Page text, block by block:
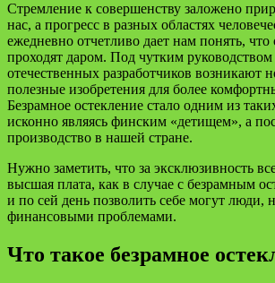
Стремление к совершенству заложено
нас, а прогресс в разных областях
ежедневно отчетливо дает нам понять, что
проходят даром. Под чутким
отечественных разработчиков возникают
полезные изобретения для более
Безрамное остекление стало одним из
исконно являясь финским «детищем», а
производство в нашей стране.
Нужно заметить, что за эксклюзивность
высшая плата, как в случае с безрамным
и по сей день позволить себе могут люди,
финансовыми проблемами.
Что такое безрамное